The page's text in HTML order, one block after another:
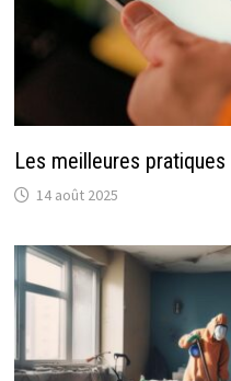
Les meilleures
14 août 2025